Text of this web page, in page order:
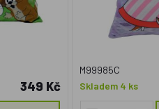
349 Kč
M99985C
Skladem 4 ks